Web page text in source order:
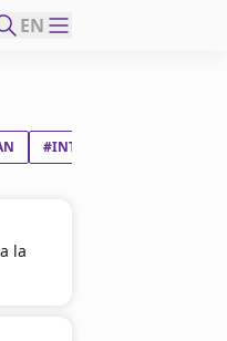
EN
#INTER DE MILÁN
la